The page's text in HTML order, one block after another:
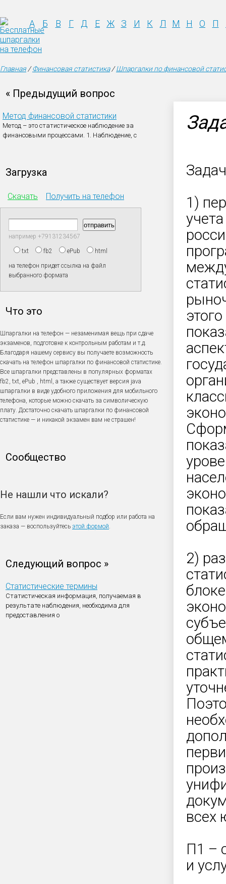
А Б В Г Д Е Ж З И К Л М Н О П
Главная/Финансовая статистика/Шпаргалки по финансовой
« Предыдущий вопрос
Метод финансовой статистики
Метод – это статистическое наблюдение за
финансовыми процессами. 1. Наблюдение, с
Загрузка
Скачать Получить на телефон
например +79131234567
txt fb2 ePub html
на телефон придет ссылка на файл
выбранного формата
Что это
Шпаргалки на телефон — незаменимая вещь при сдаче
экзаменов, подготовке к контрольным работам и т.д.
Благодаря нашему сервису вы получаете возможность
скачать на телефон шпаргалки по финансовой статистике.
Все шпаргалки представлены в популярных форматах
fb2, txt, ePub , html, а также существует версия java
шпаргалки в виде удобного приложения для мобильного
телефона, которые можно скачать за символическую
плату. Достаточно скачать шпаргалки по финансовой
статистике — и никакой экзамен вам не страшен!
Сообщество
Не нашли что искали?
Если вам нужен индивидуальный подбор или работа на
заказа — воспользуйтесь этой формой.
Следующий вопрос »
Статистические термины
Статистическая информация, получаемая в
результате наблюдения, необходима для
предоставления о
1)
2)
всех
П1 –
и